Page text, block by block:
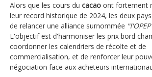
Alors que les cours du cacao ont fortement
leur record historique de 2024, les deux
de relancer une alliance surnommée
L'objectif est d'harmoniser les prix bord
coordonner les calendriers de récolte et de
commercialisation, et de renforcer leur
négociation face aux acheteurs